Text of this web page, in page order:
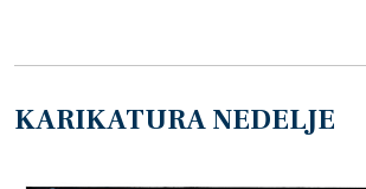
KARIKATURA NEDELJE